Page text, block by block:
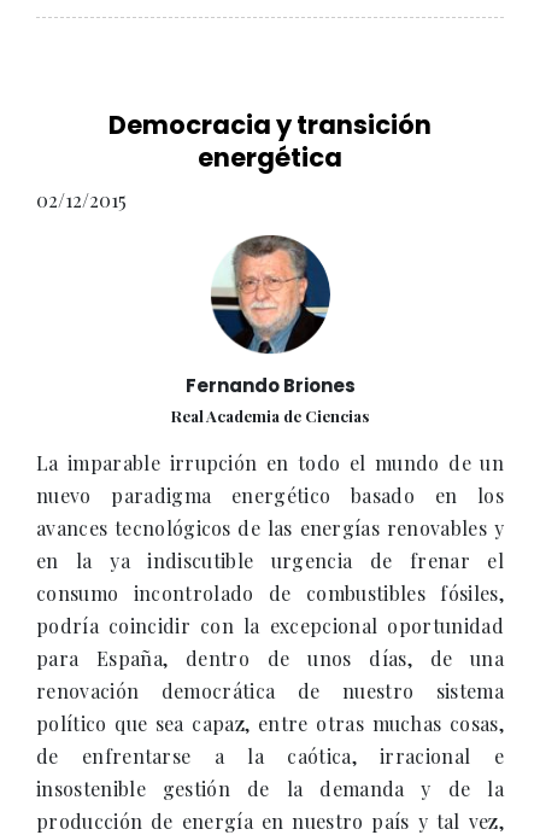
Democracia y transición
energética
02/12/2015
Fernando Briones
Real Academia de Ciencias
La imparable irrupción en todo el mundo de un
nuevo paradigma energético basado en los
avances tecnológicos de las energías renovables y
en la ya indiscutible urgencia de frenar el
consumo incontrolado de combustibles fósiles,
podría coincidir con la excepcional oportunidad
para España, dentro de unos días, de una
renovación democrática de nuestro sistema
político que sea capaz, entre otras muchas cosas,
de enfrentarse a la caótica, irracional e
insostenible gestión de la demanda y de la
producción de energía en nuestro país y tal vez,